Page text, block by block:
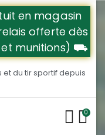
en magasin
offerte dès
et munitions) ⛟
du tir sportif depuis
0